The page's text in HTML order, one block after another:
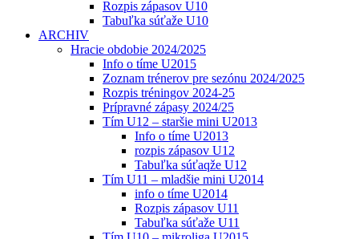
Rozpis zápasov U10
Tabuľka súťaže U10
ARCHIV
Hracie obdobie 2024/2025
Info o tíme U2015
Zoznam trénerov pre sezónu 2024/2025
Rozpis tréningov 2024-25
Prípravné zápasy 2024/25
Tím U12 – staršie mini U2013
Info o tíme U2013
rozpis zápasov U12
Tabuľka súťaqže U12
Tím U11 – mladšie mini U2014
info o tíme U2014
Rozpis zápasov U11
Tabuľka súťaže U11